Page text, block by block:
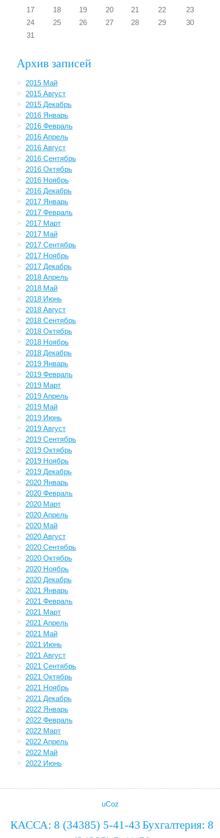
17
18 19 20 21 22
23
24
25 26 27 28 29
30
31
Архив записей
2015 Май
2015 Август
2015 Декабрь
2016 Январь
2016 Февраль
2016 Апрель
2016 Август
2016 Сентябрь
2016 Октябрь
2016 Ноябрь
2016 Декабрь
2017 Январь
2017 Февраль
2017 Март
2017 Май
2017 Сентябрь
2017 Ноябрь
2017 Декабрь
2018 Апрель
2018 Май
2018 Июнь
2018 Август
2018 Сентябрь
2018 Октябрь
2018 Ноябрь
2018 Декабрь
2019 Январь
2019 Февраль
2019 Март
2019 Апрель
2019 Май
2019 Июнь
2019 Август
2019 Сентябрь
2019 Октябрь
2019 Ноябрь
2019 Декабрь
2020 Январь
2020 Февраль
2020 Март
2020 Апрель
2020 Май
2020 Август
2020 Сентябрь
2020 Октябрь
2020 Ноябрь
2020 Декабрь
2021 Январь
2021 Февраль
2021 Март
2021 Апрель
2021 Май
2021 Июнь
2021 Август
2021 Сентябрь
2021 Октябрь
2021 Ноябрь
2021 Декабрь
2022 Январь
2022 Февраль
2022 Март
2022 Апрель
2022 Май
2022 Июнь
uCoz
КАССА: 8 (34385) 5-41-43 Бухгалтерия: 8